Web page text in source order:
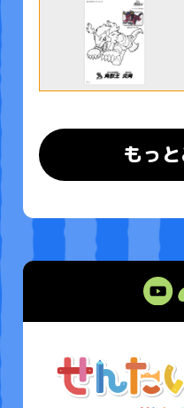
もっ